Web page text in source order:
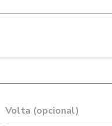
Volta (opcional)